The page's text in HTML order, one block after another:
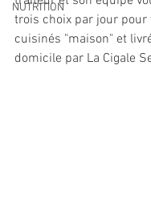
NUTRITION
trois choix par jour pour
cuisinés "maison" et
domicile par La Cigale